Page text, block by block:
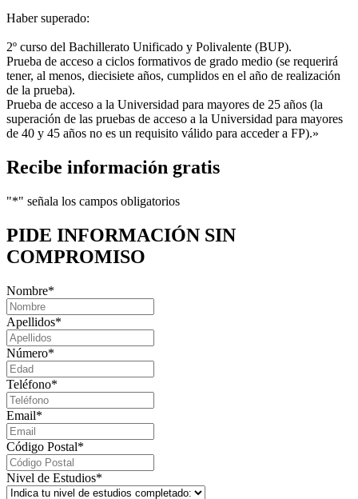
Haber superado:
2º curso del Bachillerato Unificado y Polivalente (BUP).
Prueba de acceso a ciclos formativos de grado medio (se requerirá
tener, al menos, diecisiete años, cumplidos en el año de realización
de la prueba).
Prueba de acceso a la Universidad para mayores de 25 años (la
superación de las pruebas de acceso a la Universidad para mayores
de 40 y 45 años no es un requisito válido para acceder a FP).»
Recibe información gratis
"*" señala los campos obligatorios
PIDE INFORMACIÓN SIN
COMPROMISO
Nombre*
Apellidos*
Número*
Teléfono*
Email*
Código Postal*
Nivel de Estudios*